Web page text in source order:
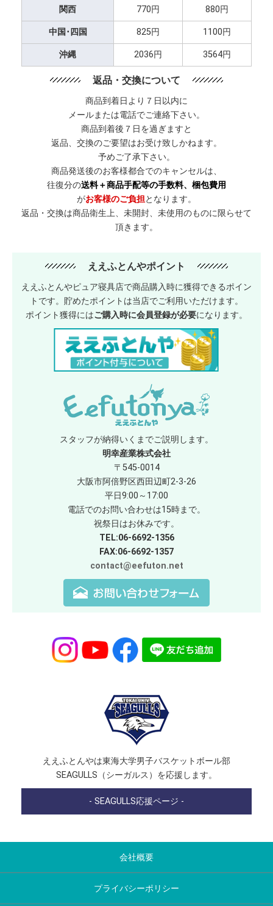
関西 770円 880円
中国･四国 825円 1100円
沖縄 2036円 3564円
返品・交換について
商品到着日より７日以内に
メールまたは電話でご連絡下さい。
商品到着後７日を過ぎますと
返品、交換のご要望はお受け致しかねます。
予めご了承下さい。
商品発送後のお客様都合でのキャンセルは、
往復分の送料＋商品手配等の手数料、梱包費用
がお客様のご負担となります。
返品・交換は商品衛生上、未開封、未使用のものに限らせて
頂きます。
ええふとんやポイント
ええふとんやピュア寝具店で商品購入時に獲得できるポイン
トです。貯めたポイントは当店でご利用いただけます。
ポイント獲得にはご購入時に会員登録が必要になります。
スタッフが納得いくまでご説明します。
明幸産業株式会社
〒545-0014
大阪市阿倍野区西田辺町2-3-26
平日9:00～17:00
電話でのお問い合わせは15時まで。
祝祭日はお休みです。
TEL:06-6692-1356
FAX:06-6692-1357
contact@eefuton.net
ええふとんやは東海大学男子バスケットボール部
SEAGULLS（シーガルス）を応援します。
- SEAGULLS応援ページ -
会社概要
プライバシーポリシー